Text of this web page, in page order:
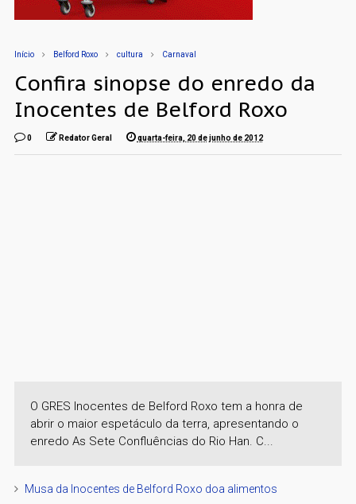
Início Belford Roxo cultura Carnaval
Confira sinopse do enredo da
Inocentes de Belford Roxo
0 Redator Geral quarta-feira, 20 de junho de 2012
O GRES Inocentes de Belford Roxo tem a honra de
abrir o maior espetáculo da terra, apresentando o
enredo As Sete Confluências do Rio Han. C...
Musa da Inocentes de Belford Roxo doa alimentos